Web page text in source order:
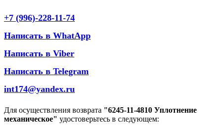
+7 (996)-228-11-74
Написать в WhatApp
Написать в Viber
Написать в Telegram
int174@yandex.ru
Для осуществления возврата "6245-11-4810 Уплотнение
механическое" удостоверьтесь в следующем: